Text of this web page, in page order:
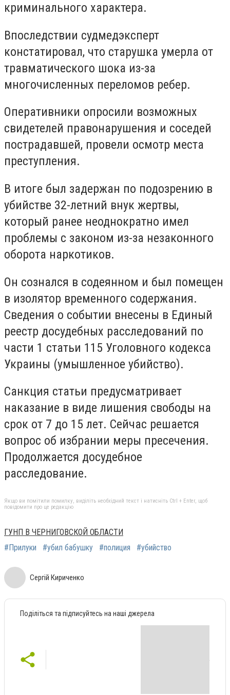
криминального характера.
Впоследствии судмедэксперт
констатировал, что старушка умерла от
травматического шока из-за
многочисленных переломов ребер.
Оперативники опросили возможных
свидетелей правонарушения и соседей
пострадавшей, провели осмотр места
преступления.
В итоге был задержан по подозрению в
убийстве 32-летний внук жертвы,
который ранее неоднократно имел
проблемы с законом из-за незаконного
оборота наркотиков.
Он сознался в содеянном и был помещен
в изолятор временного содержания.
Сведения о событии внесены в Единый
реестр досудебных расследований по
части 1 статьи 115 Уголовного кодекса
Украины (умышленное убийство).
Санкция статьи предусматривает
наказание в виде лишения свободы на
срок от 7 до 15 лет. Сейчас решается
вопрос об избрании меры пресечения.
Продолжается досудебное
расследование.
Якщо ви помітили помилку, виділіть необхідний текст і натисніть Ctrl + Enter, щоб
повідомити про це редакцію
ГУНП В ЧЕРНИГОВСКОЙ ОБЛАСТИ
#Прилуки
#убил бабушку #полиция #убийство
Сергій Кириченко
Поділіться та підписуйтесь на наші джерела